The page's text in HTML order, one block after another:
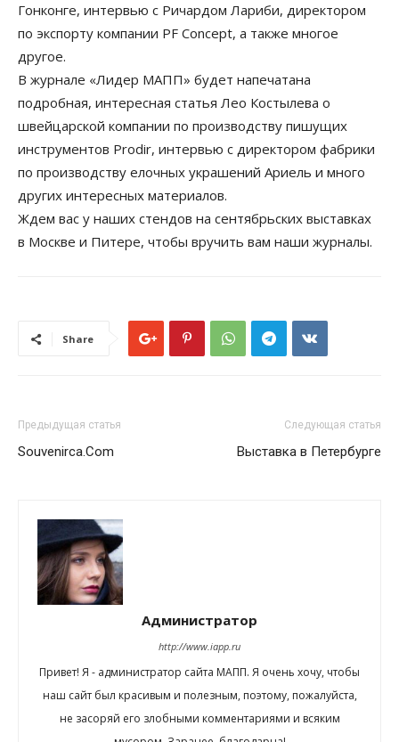
Гонконге, интервью с Ричардом Лариби, директором
по экспорту компании PF Concept, а также многое
другое.
В журнале «Лидер МАПП» будет напечатана
подробная, интересная статья Лео Костылева о
швейцарской компании по производству пишущих
инструментов Prodir, интервью с директором фабрики
по производству елочных украшений Ариель и много
других интересных материалов.
Ждем вас у наших стендов на сентябрьских выставках
в Москве и Питере, чтобы вручить вам наши журналы.
Share
Предыдущая статья
Souvenirca.Com
Следующая статья
Выставка в Петербурге
Администратор
http://www.iapp.ru
Привет! Я - администратор сайта МАПП. Я очень хочу, чтобы
наш сайт был красивым и полезным, поэтому, пожалуйста,
не засоряй его злобными комментариями и всяким